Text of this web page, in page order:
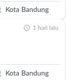
Kota Bandung
Kota Bandung
1 hari lalu